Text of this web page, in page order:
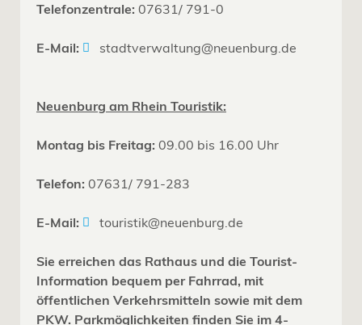
Telefonzentrale: 07631/ 791-0
E-Mail: stadtverwaltung@neuenburg.de
Neuenburg am Rhein Touristik:
Montag bis Freitag: 09.00 bis 16.00 Uhr
Telefon: 07631/ 791-283
E-Mail: touristik@neuenburg.de
Sie erreichen das Rathaus und die Tourist-
Information bequem per Fahrrad, mit
öffentlichen Verkehrsmitteln sowie mit dem
PKW. Parkmöglichkeiten finden Sie im 4-